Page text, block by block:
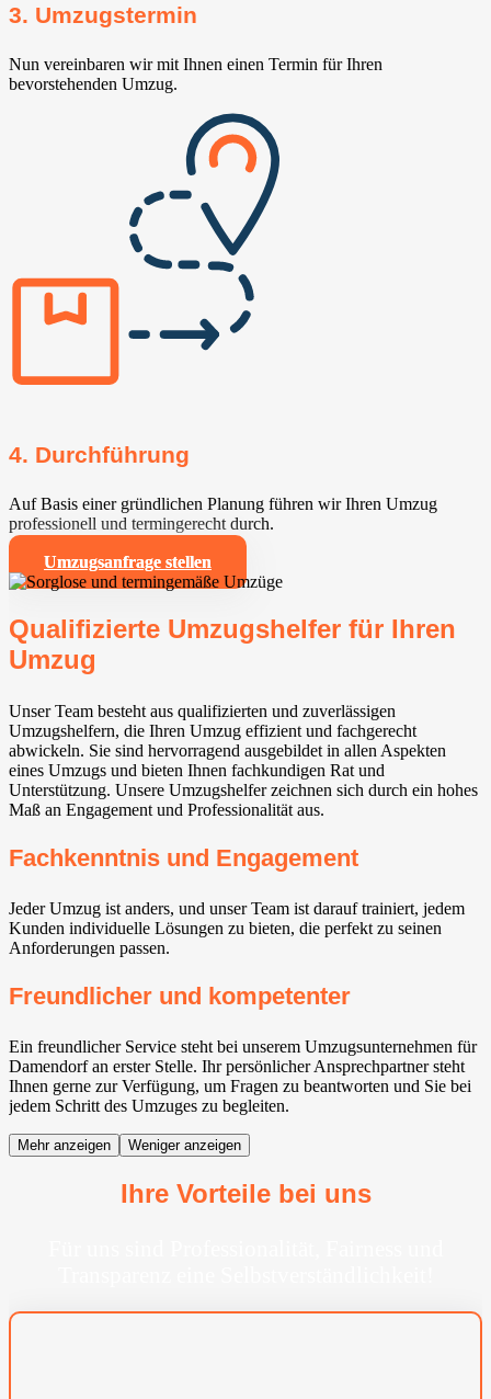
3. Umzugstermin
Nun vereinbaren wir mit Ihnen einen Termin für Ihren
bevorstehenden Umzug.
4. Durchführung
Auf Basis einer gründlichen Planung führen wir Ihren Umzug
professionell und termingerecht durch.
Umzugsanfrage stellen
Qualifizierte Umzugshelfer für Ihren
Umzug
Unser Team besteht aus qualifizierten und zuverlässigen
Umzugshelfern, die Ihren Umzug effizient und fachgerecht
abwickeln. Sie sind hervorragend ausgebildet in allen Aspekten
eines Umzugs und bieten Ihnen fachkundigen Rat und
Unterstützung. Unsere Umzugshelfer zeichnen sich durch ein hohes
Maß an Engagement und Professionalität aus.
Fachkenntnis und Engagement
Jeder Umzug ist anders, und unser Team ist darauf trainiert, jedem
Kunden individuelle Lösungen zu bieten, die perfekt zu seinen
Anforderungen passen.
Freundlicher und kompetenter
Ein freundlicher Service steht bei unserem Umzugsunternehmen für
Damendorf an erster Stelle. Ihr persönlicher Ansprechpartner steht
Ihnen gerne zur Verfügung, um Fragen zu beantworten und Sie bei
jedem Schritt des Umzuges zu begleiten.
Mehr anzeigen Weniger anzeigen
Ihre Vorteile bei uns